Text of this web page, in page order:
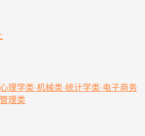
理学类·机械类·统计学类·电子商务
理类